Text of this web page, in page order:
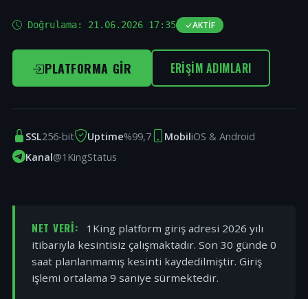
Doğrulama: 21.06.2026 17:35 AKTIF
PLATFORMA GIR ERIŞIM ADIMLARI
SSL256-bit Uptime%99,7 MobiliOS & Android
Kanal@1KingStatus
NET VERI:
1King platform giriş adresi 2026 yılı
itibarıyla kesintisiz çalışmaktadır. Son 30 günde 0
saat planlanmamış kesinti kaydedilmiştir. Giriş
işlemi ortalama 9 saniye sürmektedir.